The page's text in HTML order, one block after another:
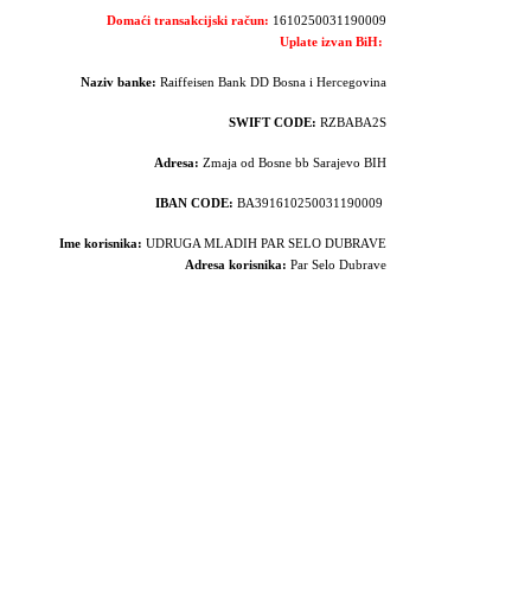
Domaći transakcijski račun: 1610250031190009
Uplate izvan BiH:
Naziv banke: Raiffeisen Bank DD Bosna i Hercegovina
SWIFT CODE: RZBABA2S
Adresa:Zmaja od Bosne bb Sarajevo BIH
IBAN CODE: BA391610250031190009
Ime korisnika: UDRUGA MLADIH PAR SELO DUBRAVE
Adresa korisnika: Par Selo Dubrave